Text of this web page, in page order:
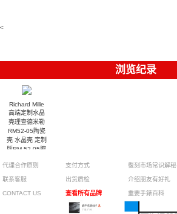
<
浏览纪录
Richard Mille
高端定制水晶
壳理查德米勒
RM52-05陶瓷
壳 水晶壳 定制
版RM 52-05腕
代理合作原则
联系客服
CONTACT US
支付方式
出货质检
查看所有品牌
復刻市场常识解秘
介绍朋友有好礼
重要手錶百科